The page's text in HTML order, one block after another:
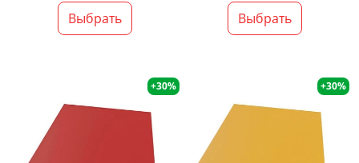
Выбрать Выбрать
+30% +30%